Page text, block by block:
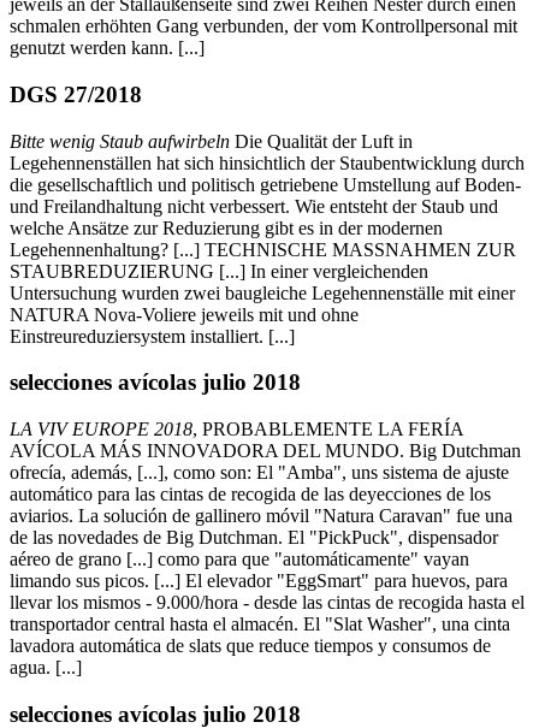
jeweils an der Stallaußenseite sind zwei Reihen Nester durch einen
schmalen erhöhten Gang verbunden, der vom Kontrollpersonal mit
genutzt werden kann. [...]
DGS 27/2018
Bitte wenig Staub aufwirbeln Die Qualität der Luft in
Legehennenställen hat sich hinsichtlich der Staubentwicklung durch
die gesellschaftlich und politisch getriebene Umstellung auf Boden-
und Freilandhaltung nicht verbessert. Wie entsteht der Staub und
welche Ansätze zur Reduzierung gibt es in der modernen
Legehennenhaltung? [...] TECHNISCHE MASSNAHMEN ZUR
STAUBREDUZIERUNG [...] In einer vergleichenden
Untersuchung wurden zwei baugleiche Legehennenställe mit einer
NATURA Nova-Voliere jeweils mit und ohne
Einstreureduziersystem installiert. [...]
selecciones avícolas julio 2018
LA VIV EUROPE 2018, PROBABLEMENTE LA FERÍA
AVÍCOLA MÁS INNOVADORA DEL MUNDO. Big Dutchman
ofrecía, además, [...], como son: El "Amba", uns sistema de ajuste
automático para las cintas de recogida de las deyecciones de los
aviarios. La solución de gallinero móvil "Natura Caravan" fue una
de las novedades de Big Dutchman. El "PickPuck", dispensador
aéreo de grano [...] como para que "automáticamente" vayan
limando sus picos. [...] El elevador "EggSmart" para huevos, para
llevar los mismos - 9.000/hora - desde las cintas de recogida hasta el
transportador central hasta el almacén. El "Slat Washer", una cinta
lavadora automática de slats que reduce tiempos y consumos de
agua. [...]
selecciones avícolas julio 2018